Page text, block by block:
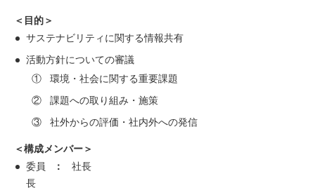
＜目的＞
サステナビリティに関する情報共有
活動方針についての審議
①
環境・社会に関する重要課題
②
課題への取り組み・施策
③
社外からの評価・社内外への発信
＜構成メンバー＞
委員
長
社長